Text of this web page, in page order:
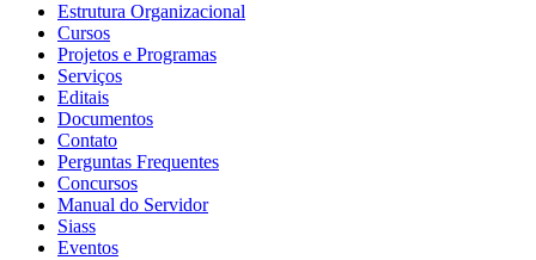
Estrutura Organizacional
Cursos
Projetos e Programas
Serviços
Editais
Documentos
Contato
Perguntas Frequentes
Concursos
Manual do Servidor
Siass
Eventos